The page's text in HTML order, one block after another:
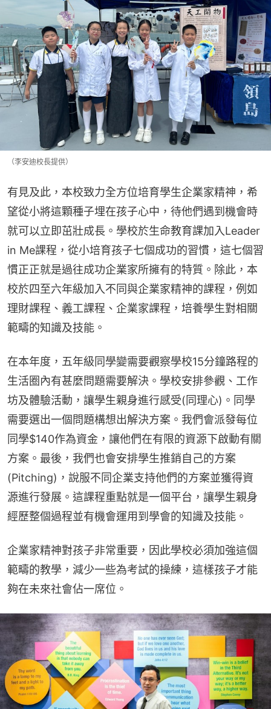
（李安迪校長提供）
有見及此，本校致力全方位培育學生企業家精神，希
望從小將這顆種子埋在孩子心中，待他們遇到機會時
就可以立即茁壯成長。學校於生命教育課加入Leader
in Me課程，從小培育孩子七個成功的習慣，這七個習
慣正正就是過往成功企業家所擁有的特質。除此，本
校於四至六年級加入不同與企業家精神的課程，例如
理財課程、義工課程、企業家課程，培養學生對相關
範疇的知識及技能。
在本年度，五年級同學變需要觀察學校15分鐘路程的
生活圈內有甚麼問題需要解決。學校安排參觀、工作
坊及體驗活動，讓學生親身進行感受(同理心)。同學
需要選出一個問題構想出解決方案。我們會派發每位
同學$140作為資金，讓他們在有限的資源下啟動有關
方案。最後，我們也會安排學生推銷自己的方案
(Pitching)，說服不同企業支持他們的方案並獲得資
源進行發展。這課程重點就是一個平台，讓學生親身
經歷整個過程並有機會運用到學會的知識及技能。
企業家精神對孩子非常重要，因此學校必須加強這個
範疇的教學，減少一些為考試的操練，這樣孩子才能
夠在未來社會佔一席位。